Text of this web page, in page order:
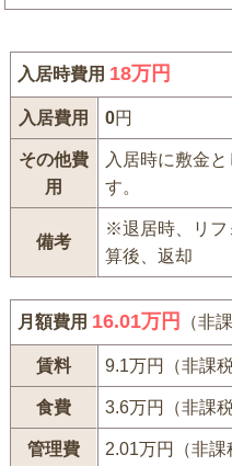
入居時費用 18万円
入居費用 0円
その他費
用
入居時に敷金
す。
備考
※退居時、リフ
算後、返却
月額費用 16.01万円 （非
賃料 9.1万円（非課税
食費 3.6万円（非課税
管理費 2.01万円（非課